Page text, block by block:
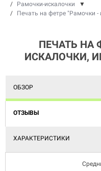
/
Рамочки-искалочки
▼
/
Печать на фетре "Рамочки -
ПЕЧАТЬ НА
ИСКАЛОЧКИ,
ОБЗОР
ОТЗЫВЫ
ХАРАКТЕРИСТИКИ